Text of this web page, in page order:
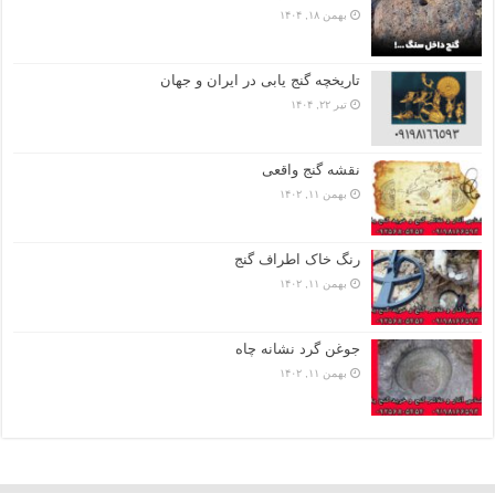
بهمن ۱۸, ۱۴۰۴
تاریخچه گنج‌ یابی در ایران و جهان
تیر ۲۲, ۱۴۰۴
نقشه گنج واقعی
بهمن ۱۱, ۱۴۰۲
رنگ خاک اطراف گنج
بهمن ۱۱, ۱۴۰۲
جوغن گرد نشانه چاه
بهمن ۱۱, ۱۴۰۲